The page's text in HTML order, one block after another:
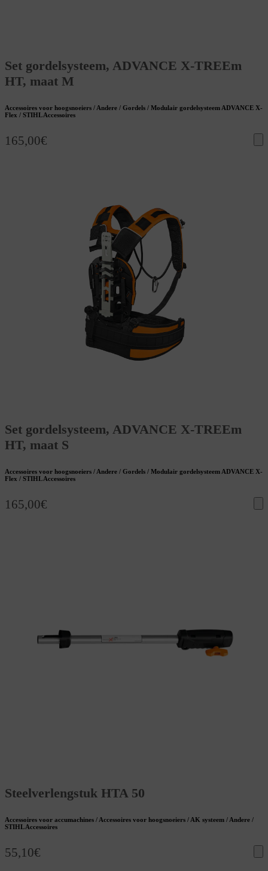
Set gordelsysteem, ADVANCE X-TREEm
HT, maat M
Accessoires voor hoogsnoeiers / Andere / Gordels / Modulair gordelsysteem ADVANCE X-
Flex / STIHL Accessoires
165,00€
Set gordelsysteem, ADVANCE X-TREEm
HT, maat S
Accessoires voor hoogsnoeiers / Andere / Gordels / Modulair gordelsysteem ADVANCE X-
Flex / STIHL Accessoires
165,00€
Steelverlengstuk HTA 50
Accessoires voor accumachines / Accessoires voor hoogsnoeiers / AK systeem / Andere /
STIHL Accessoires
55,10€